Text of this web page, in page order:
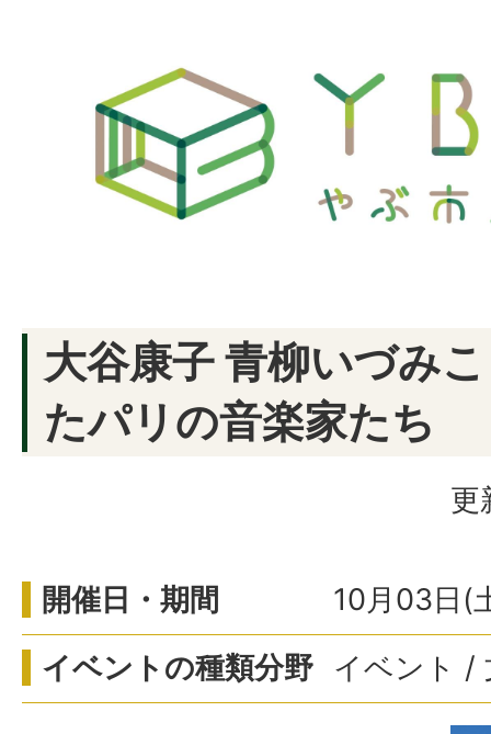
大谷康子 青柳いづみ
たパリの音楽家たち
更
開催日・期間
10月03日(
イベントの種類分野
イベント /